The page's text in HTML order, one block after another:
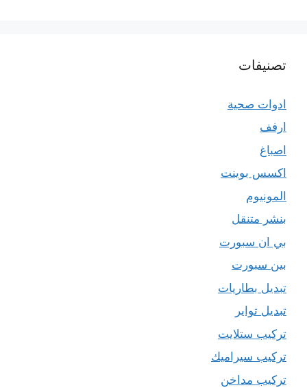
تصنيفات
ادوات صحية
ارفف
اصباغ
اكسس بوينت
المونيوم
بنشر متنقل
بي ان سبورت
بين سبورت
تبديل بطاريات
تبديل تواير
تركيب ستلايت
تركيب سيراميك
تركيب مداخن